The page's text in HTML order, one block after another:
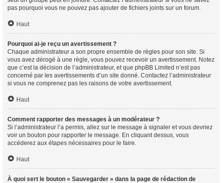
pas pourquoi vous ne pouvez pas ajouter de fichiers joints sur un forum.
Haut
Pourquoi ai-je reçu un avertissement ?
Chaque administrateur a son propre ensemble de règles pour son site. Si
vous avez dérogé à une règle, vous pouvez recevoir un avertissement. Notez
que c’est la décision de l’administrateur, et que phpBB Limited n’est pas
concerné par les avertissements d’un site donné. Contactez l’administrateur
si vous ne comprenez pas les raisons de votre avertissement.
Haut
Comment rapporter des messages à un modérateur ?
Si l’administrateur l’a permis, allez sur le message à signaler et vous devriez
voir un bouton pour rapporter le message. En cliquant dessus, vous
accéderez aux étapes nécessaires pour le faire.
Haut
À quoi sert le bouton « Sauvegarder » dans la page de rédaction de